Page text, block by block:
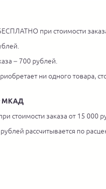
при стоимости
– 700 рублей.
ни одного товара,
МКАД
стоимости заказа от 15 000
рассчитывается по